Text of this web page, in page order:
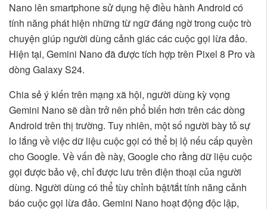
Nano lên smartphone sử dụng hệ điều hành Android có
tính năng phát hiện những từ ngữ đáng ngờ trong cuộc trò
chuyện giúp người dùng cảnh giác các cuộc gọi lừa đảo.
Hiện tại, Gemini Nano đã được tích hợp trên Pixel 8 Pro và
dòng Galaxy S24.
Chia sẻ ý kiến trên mạng xã hội, người dùng kỳ vọng
Gemini Nano sẽ dần trở nên phổ biến hơn trên các dòng
Android trên thị trường. Tuy nhiên, một số người bày tỏ sự
lo lắng về việc dữ liệu cuộc gọi có thể bị lộ nếu cấp quyền
cho Google. Về vấn đề này, Google cho rằng dữ liệu cuộc
gọi được bảo vệ, chỉ được lưu trên điện thoại của người
dùng. Người dùng có thể tùy chỉnh bật/tắt tính năng cảnh
báo cuộc gọi lừa đảo. Gemini Nano hoạt động độc lập,